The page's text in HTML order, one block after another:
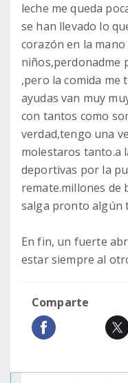
leche me queda
se han llevado lo
corazón en la
niños,perdonadme
,pero la comida me
ayudas van muy
con tantos como
verdad,tengo una
molestaros tanto.a
deportivas por la
remate.millones de
salga pronto algún
En fin, un fuerte
estar siempre al
Comparte